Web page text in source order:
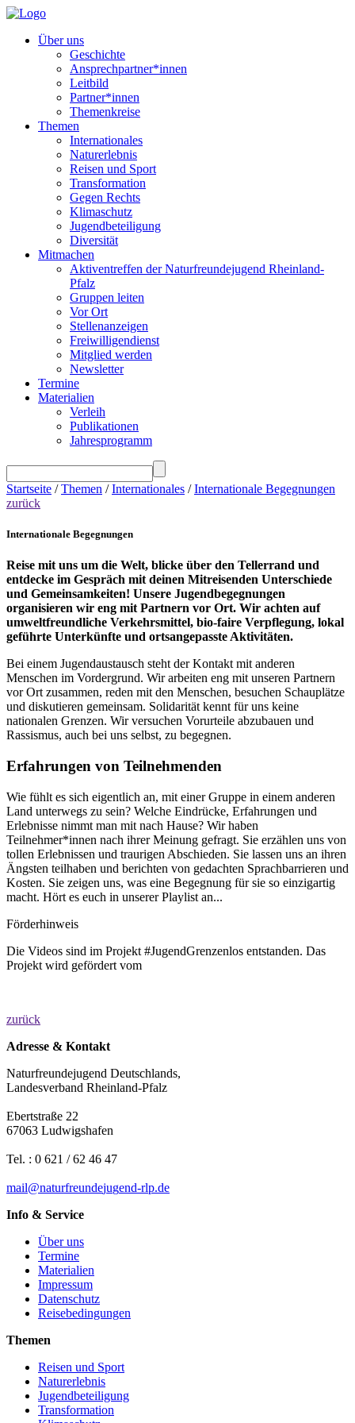
Über uns
Geschichte
Ansprechpartner*innen
Leitbild
Partner*innen
Themenkreise
Themen
Internationales
Naturerlebnis
Reisen und Sport
Transformation
Gegen Rechts
Klimaschutz
Jugendbeteiligung
Diversität
Mitmachen
Aktiventreffen der Naturfreundejugend Rheinland-
Pfalz
Gruppen leiten
Vor Ort
Stellenanzeigen
Freiwilligendienst
Mitglied werden
Newsletter
Termine
Materialien
Verleih
Publikationen
Jahresprogramm
Startseite /Themen /Internationales /Internationale Begegnungen
zurück
Internationale Begegnungen
Reise mit uns um die Welt, blicke über den Tellerrand und
entdecke im Gespräch mit deinen Mitreisenden Unterschiede
und Gemeinsamkeiten! Unsere Jugendbegegnungen
organisieren wir eng mit Partnern vor Ort. Wir achten auf
umweltfreundliche Verkehrsmittel, bio-faire Verpflegung, lokal
geführte Unterkünfte und ortsangepasste Aktivitäten.
Bei einem Jugendaustausch steht der Kontakt mit anderen
Menschen im Vordergrund. Wir arbeiten eng mit unseren Partnern
vor Ort zusammen, reden mit den Menschen, besuchen Schauplätze
und diskutieren gemeinsam. Solidarität kennt für uns keine
nationalen Grenzen. Wir versuchen Vorurteile abzubauen und
Rassismus, auch bei uns selbst, zu begegnen.
Erfahrungen von Teilnehmenden
Wie fühlt es sich eigentlich an, mit einer Gruppe in einem anderen
Land unterwegs zu sein? Welche Eindrücke, Erfahrungen und
Erlebnisse nimmt man mit nach Hause? Wir haben
Teilnehmer*innen nach ihrer Meinung gefragt. Sie erzählen uns von
tollen Erlebnissen und traurigen Abschieden. Sie lassen uns an ihren
Ängsten teilhaben und berichten von gedachten Sprachbarrieren und
Kosten. Sie zeigen uns, was eine Begegnung für sie so einzigartig
macht. Hört es euch in unserer Playlist an...
Förderhinweis
Die Videos sind im Projekt #JugendGrenzenlos entstanden. Das
Projekt wird gefördert vom
zurück
Adresse & Kontakt
Naturfreundejugend Deutschlands,
Landesverband Rheinland-Pfalz
Ebertstraße 22
67063 Ludwigshafen
Tel. : 0 621 / 62 46 47
mail@naturfreundejugend-rlp.de
Info & Service
Über uns
Termine
Materialien
Impressum
Datenschutz
Reisebedingungen
Themen
Reisen und Sport
Naturerlebnis
Jugendbeteiligung
Transformation